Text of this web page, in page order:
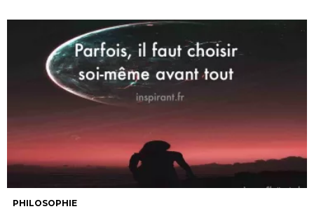
PHILOSOPHIE